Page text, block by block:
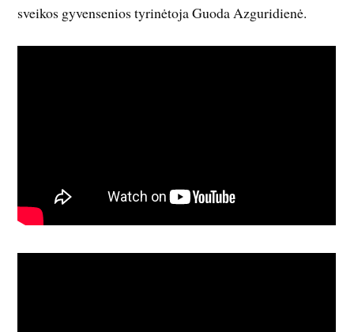
sveikos gyvensenios tyrinėtoja Guoda Azguridienė.